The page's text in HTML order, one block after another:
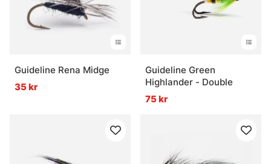
Guideline Rena Midge
35 kr
Guideline Green
Highlander - Double
75 kr